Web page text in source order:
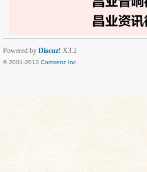
Powered by Discuz! X3.2
© 2001-2013 Comsenz Inc.